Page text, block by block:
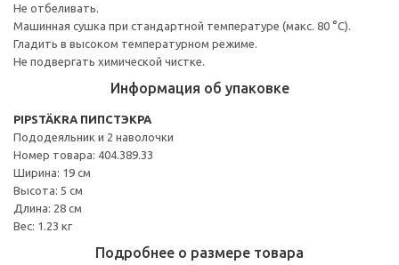
Не отбеливать.
Машинная сушка при стандартной температуре (макс. 80 °C).
Гладить в высоком температурном режиме.
Не подвергать химической чистке.
Информация об упаковке
PIPSTÄKRA ПИПСТЭКРА
Пододеяльник и 2 наволочки
Номер товара: 404.389.33
Ширина: 19 см
Высота: 5 см
Длина: 28 см
Вес: 1.23 кг
Подробнее о размере товара